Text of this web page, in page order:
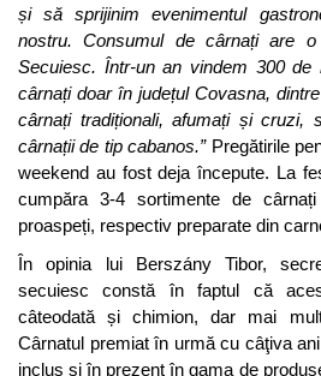
și să sprijinim evenimentul
nostru. Consumul de cârnați are
Secuiesc. Într-un an vindem 300
cârnați doar în județul Covasna,
cârnați tradiționali, afumați și cruzi,
cârnații de tip cabanos.”Pregătirile
weekend au fost deja începute. La
cumpăra 3-4 sortimente de
proaspeți, respectiv preparate din
În opinia lui Berszány Tibor,
secuiesc constă în faptul că
câteodată și chimion, dar mai
Cârnatul premiat în urmă cu câţiva
inclus și în prezent în gama de